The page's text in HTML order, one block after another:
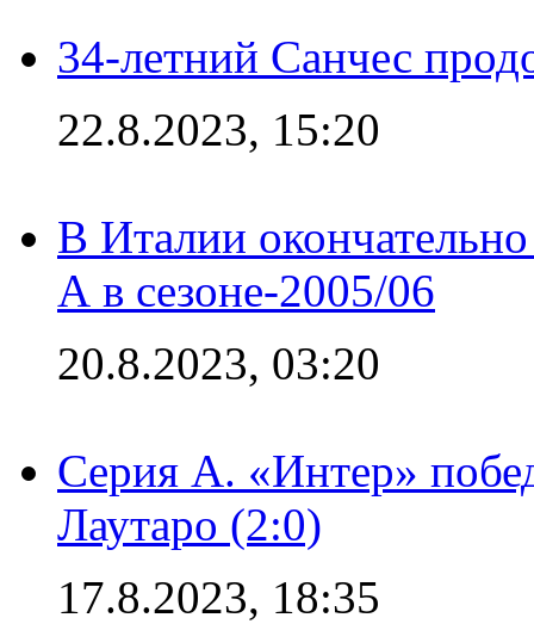
34-летний Санчес
22.8.2023, 15:20
В Италии
А в сезоне-2005/06
20.8.2023, 03:20
Серия А. «Интер»
Лаутаро (2:0)
17.8.2023, 18:35